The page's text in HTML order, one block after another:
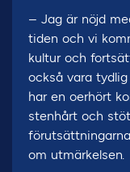
– Jag är nöjd
tiden och vi
kultur och
också vara
har en oerhört
stenhårt och
om utmärkelsen.